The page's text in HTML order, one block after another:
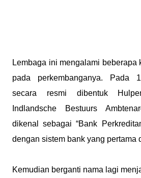
Lembaga ini mengalami beberapa
pada perkembanganya. Pada
secara resmi dibentuk
Indlandsche Bestuurs
dikenal sebagai “Bank
dengan sistem bank yang pertama
Kemudian berganti nama lagi